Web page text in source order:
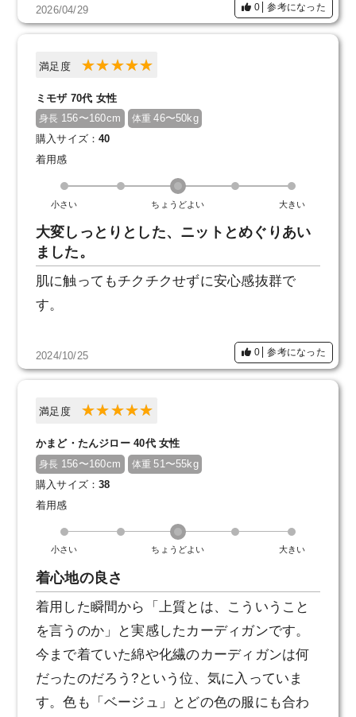
した。
2026/04/29 0 参考になった
満足度
ミモザ 70代 女性
身長 156〜160cm 体重46〜50kg
購入サイズ：40
着用感
小さい ちょうどよい 大きい
大変しっとりとした、ニットとめぐりあい
ました。
肌に触ってもチクチクせずに安心感抜群で
す。
2024/10/25 0 参考になった
満足度
かまど・たんジロー 40代 女性
身長 156〜160cm 体重 51〜55kg
購入サイズ：38
着用感
小さい ちょうどよい 大きい
着心地の良さ
着用した瞬間から「上質とは、こういうこと
を言うのか」と実感したカーディガンです。
今まで着ていた綿や化繊のカーディガンは何
だったのだろう?という位、気に入っていま
す。色も「ベージュ」とどの色の服にも合わ